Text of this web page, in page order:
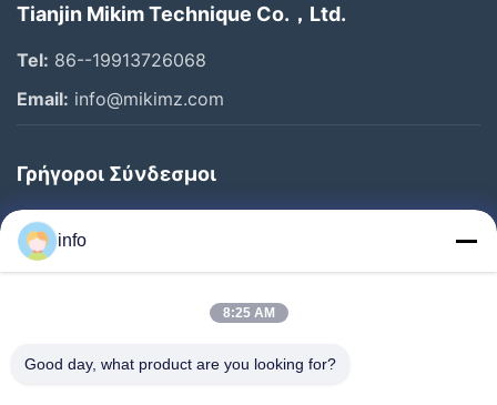
Tianjin Mikim Technique Co.，Ltd.
Tel: 86--19913726068
Email: info@mikimz.com
Γρήγοροι Σύνδεσμοι
Αρχική
Προϊόντα
Ξενάγηση Στο Εργοστάσιο
info
8:25 AM
Good day, what product are you looking for?